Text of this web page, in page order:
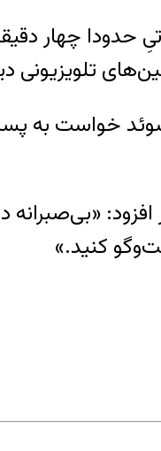
حدودا چهار
تلویزیونی
خواست به
«بی‌صبرانه
کنید.»